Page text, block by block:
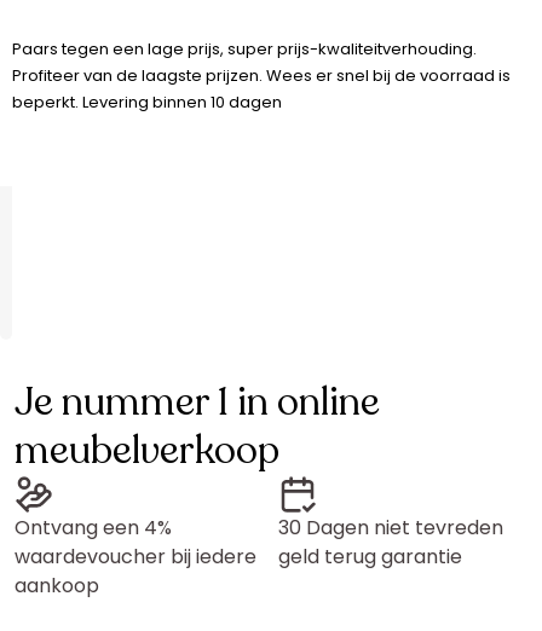
Paars tegen een lage prijs, super prijs-kwaliteitverhouding.
Profiteer van de laagste prijzen. Wees er snel bij de voorraad is
beperkt. Levering binnen 10 dagen
Je nummer 1 in online
meubelverkoop
Ontvang een 4%
waardevoucher bij iedere
aankoop
30 Dagen niet tevreden
geld terug garantie